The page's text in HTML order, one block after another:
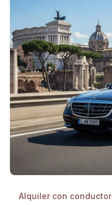
Alquiler con conductor